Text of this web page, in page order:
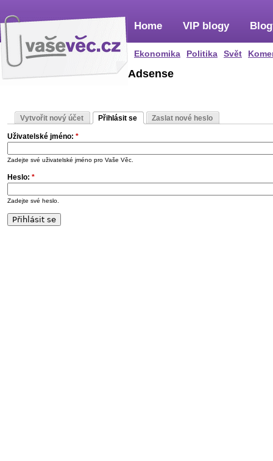
Home
Ekonomika Politika Svět
VIP blogy
Adsense
Vytvořit nový účet Přihlásit se Zaslat nové heslo
Uživatelské jméno: *
Zadejte své uživatelské jméno pro Vaše Věc.
Heslo: *
Zadejte své heslo.